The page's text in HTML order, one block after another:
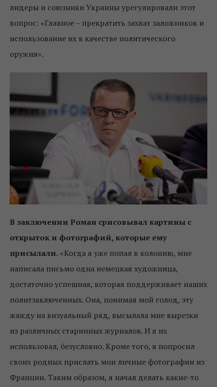
лидеры и союзники Украины урегулировали этот
вопрос: «Главное – прекратить захват заложников и
использование их в качестве политического
оружия».
В заключении Роман срисовывал картины с
открыток и фотографий, которые ему
присылали. «Когда я уже попал в колонию, мне
написала письмо одна немецкая художница,
достаточно успешная, которая поддерживает наших
политзаключенных. Она, понимая мой голод, эту
жажду на визуальный ряд, высылала мне вырезки
из различных старинных журналов. И я их
использовал, безусловно. Кроме того, я попросил
своих родных прислать мои личные фотографии из
Франции. Таким образом, я начал делать какие-то